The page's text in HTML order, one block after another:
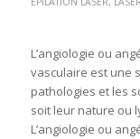
L’angiologie ou
vasculaire est une
pathologies et les
soit leur nature ou
L’angiologie ou